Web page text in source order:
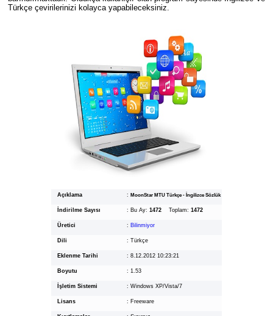
Türkçe çevirilerinizi kolayca yapabileceksiniz.
Açıklama : MoonStar MTU Türkçe - İngilizce Sözlük
İndirilme Sayısı : Bu Ay: 1472 Toplam: 1472
Üretici : Bilinmiyor
Dili : Türkçe
Eklenme Tarihi : 8.12.2012 10:23:21
Boyutu : 1.53
İşletim Sistemi : Windows XP/Vista/7
Lisans : Freeware